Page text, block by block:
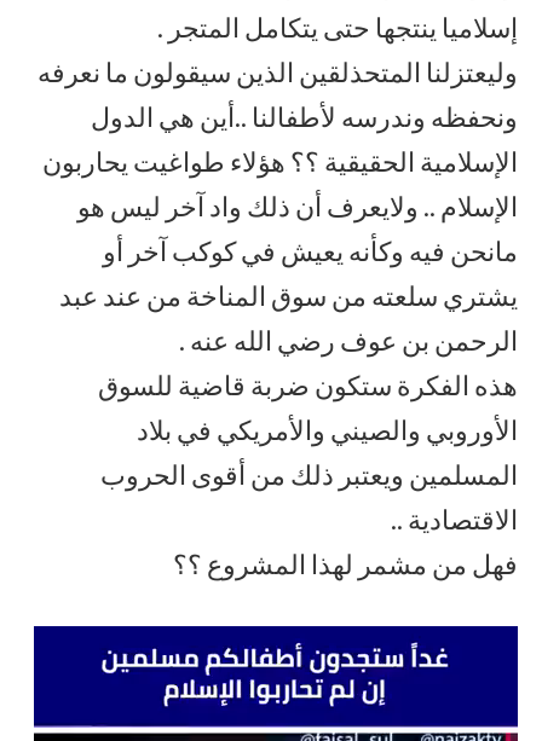
إسلاميا ينتجها حتى يتكامل المتجر .
وليعتزلنا المتحذلقين الذين سيقولون ما نعرفه
ونحفظه وندرسه لأطفالنا ..أين هي الدول
الإسلامية الحقيقية ؟؟ هؤلاء طواغيت يحاربون
الإسلام .. ولايعرف أن ذلك واد آخر ليس هو
مانحن فيه وكأنه يعيش في كوكب آخر أو
يشتري سلعته من سوق المناخة من عند عبد
الرحمن بن عوف رضي الله عنه .
هذه الفكرة ستكون ضربة قاضية للسوق
الأوروبي والصيني والأمريكي في بلاد
المسلمين ويعتبر ذلك من أقوى الحروب
الاقتصادية ..
فهل من مشمر لهذا المشروع ؟؟